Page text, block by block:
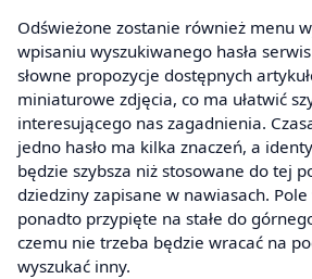
Odświeżone zostanie również menu
wpisaniu wyszukiwanego hasła
słowne propozycje dostępnych
miniaturowe zdjęcia, co ma ułatwić
interesującego nas zagadnienia.
jedno hasło ma kilka znaczeń, a
będzie szybsza niż stosowane do tej
dziedziny zapisane w nawiasach.
ponadto przypięte na stałe do
czemu nie trzeba będzie wracać na
wyszukać inny.